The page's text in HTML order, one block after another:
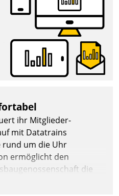
ihr Mitglieder-
mit Datatrains
rund um die Uhr
ermöglicht den
die
Tablet oder PC.